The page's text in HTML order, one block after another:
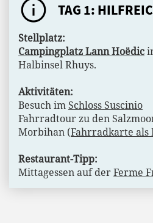
TAG 1:
Stellplatz:
Campingplatz Lann Hoëdic
Halbinsel Rhuys.
Aktivitäten:
Besuch im Schloss Suscinio
Fahrradtour zu den
Morbihan (Fahrradkarte als
Restaurant-Tipp:
Mittagessen auf derFerme